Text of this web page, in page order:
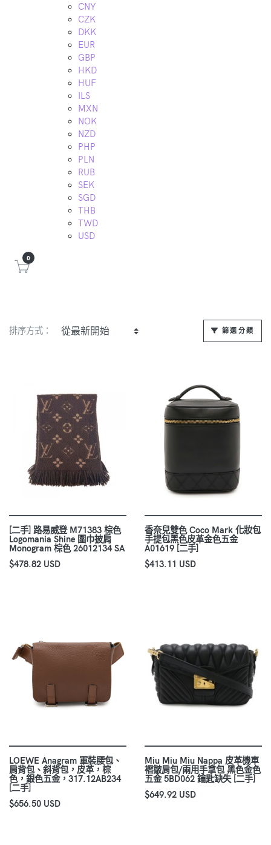
CNY
CZK
DKK
EUR
GBP
HKD
HUF
ILS
MXN
NOK
NZD
PHP
PLN
RUB
SEK
SGD
THB
TWD
USD
0
排序方式： 篩選分類
[二手] 路易威登 M71383 棕色
Logomania Shine 圍巾披肩
Monogram 棕色 26012134 SA
$478.82 USD
香奈兒雙色 Coco Mark 化妝包
手提包黑色皮革金色五金
A01619 [二手]
$413.11 USD
LOEWE Anagram 軍裝腰包、
肩背包、斜背包，皮革，棕
色，銀色五金，317.12AB234
[二手]
$656.50 USD
Miu Miu Miu Nappa 皮革機車
褶皺肩包/兩用手拿包 黑色金色
五金 5BD062 鑰匙缺失 [二手]
$649.92 USD